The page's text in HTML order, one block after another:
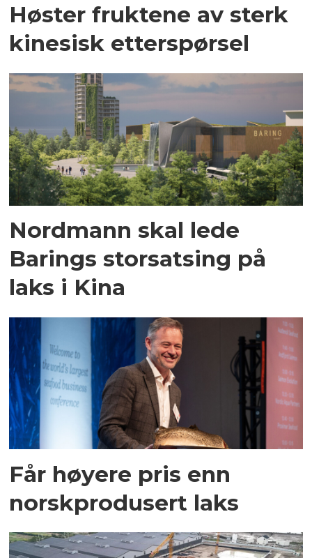
Høster fruktene av sterk
kinesisk etterspørsel
Nordmann skal lede
Barings storsatsing på
laks i Kina
Får høyere pris enn
norskprodusert laks